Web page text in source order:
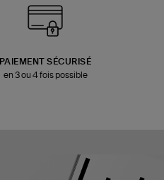
PAIEMENT SÉCURISÉ
en 3 ou 4 fois possible